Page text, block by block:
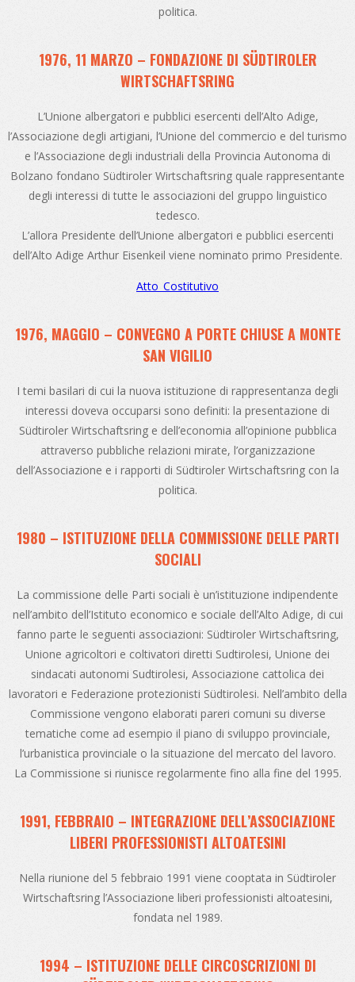
politica.
1976, 11 MARZO – FONDAZIONE DI SÜDTIROLER
WIRTSCHAFTSRING
L’Unione albergatori e pubblici esercenti dell’Alto Adige,
l’Associazione degli artigiani, l’Unione del commercio e del turismo
e l’Associazione degli industriali della Provincia Autonoma di
Bolzano fondano Südtiroler Wirtschaftsring quale rappresentante
degli interessi di tutte le associazioni del gruppo linguistico
tedesco.
L’allora Presidente dell’Unione albergatori e pubblici esercenti
dell’Alto Adige Arthur Eisenkeil viene nominato primo Presidente.
Atto_Costitutivo
1976, MAGGIO – CONVEGNO A PORTE CHIUSE A MONTE
SAN VIGILIO
I temi basilari di cui la nuova istituzione di rappresentanza degli
interessi doveva occuparsi sono definiti: la presentazione di
Südtiroler Wirtschaftsring e dell’economia all’opinione pubblica
attraverso pubbliche relazioni mirate, l’organizzazione
dell’Associazione e i rapporti di Südtiroler Wirtschaftsring con la
politica.
1980 – ISTITUZIONE DELLA COMMISSIONE DELLE PARTI
SOCIALI
La commissione delle Parti sociali è un’istituzione indipendente
nell’ambito dell’Istituto economico e sociale dell’Alto Adige, di cui
fanno parte le seguenti associazioni: Südtiroler Wirtschaftsring,
Unione agricoltori e coltivatori diretti Sudtirolesi, Unione dei
sindacati autonomi Sudtirolesi, Associazione cattolica dei
lavoratori e Federazione protezionisti Südtirolesi. Nell’ambito della
Commissione vengono elaborati pareri comuni su diverse
tematiche come ad esempio il piano di sviluppo provinciale,
l’urbanistica provinciale o la situazione del mercato del lavoro.
La Commissione si riunisce regolarmente fino alla fine del 1995.
1991, FEBBRAIO – INTEGRAZIONE DELL’ASSOCIAZIONE
LIBERI PROFESSIONISTI ALTOATESINI
Nella riunione del 5 febbraio 1991 viene cooptata in Südtiroler
Wirtschaftsring l’Associazione liberi professionisti altoatesini,
fondata nel 1989.
1994 – ISTITUZIONE DELLE CIRCOSCRIZIONI DI